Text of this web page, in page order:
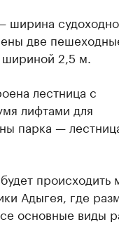
ширина
две
2,5 м.
лестница с
лифтами для
парка —
происходить
Адыгея, где
основные виды